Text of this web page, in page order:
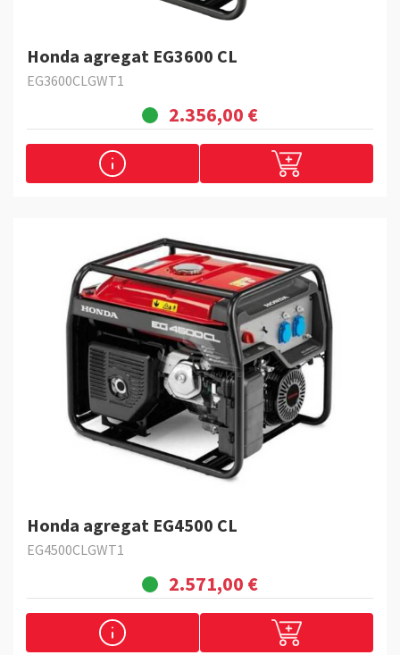
Honda agregat EG3600 CL
EG3600CLGWT1
2.356,00 €
Honda agregat EG4500 CL
EG4500CLGWT1
2.571,00 €